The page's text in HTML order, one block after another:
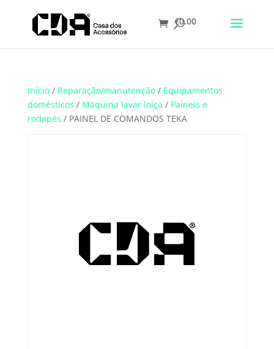
Translate
€0.00
Início/ Reparação/manutenção/ Equipamentos
domésticos / Máquina lavar loiça / Paineis e
rodapés / PAINEL DE COMANDOS TEKA